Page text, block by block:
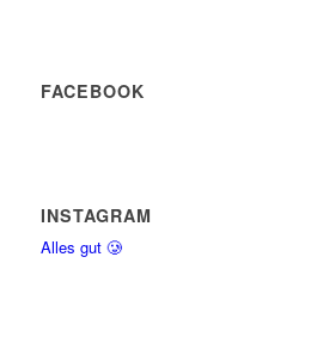
FACEBOOK
INSTAGRAM
Alles gut 🥲